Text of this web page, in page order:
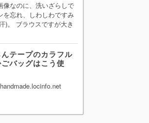
像なのに、洗いざらしで
を忘れ、しわしわですみ
)。 ブラウスですが大き
テープのカラフル
ごバッグはこう使